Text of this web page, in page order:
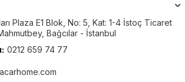
Plaza E1 Blok, No: 5, Kat: 1-4 İstoç Ticaret
Bağcılar - İstanbul
0212 659 74 77